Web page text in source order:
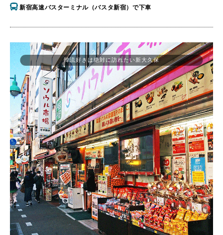
新宿高速バスターミナル（バスタ新宿）で下車
韓流好きは絶対に訪れたい新大久保